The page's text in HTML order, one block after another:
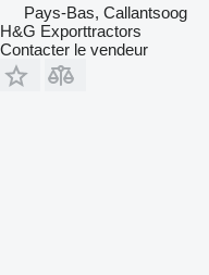
Pays-Bas, Callantsoog
H&G Exporttractors
Contacter le vendeur